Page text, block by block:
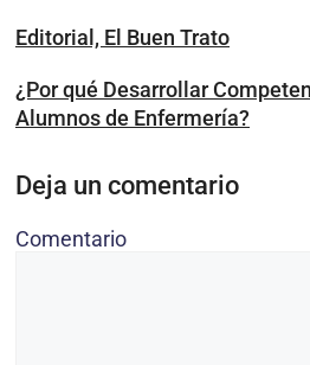
Editorial, El Buen Trato
¿Por qué Desarrollar
Alumnos de Enfermería?
Deja un comentario
Comentario